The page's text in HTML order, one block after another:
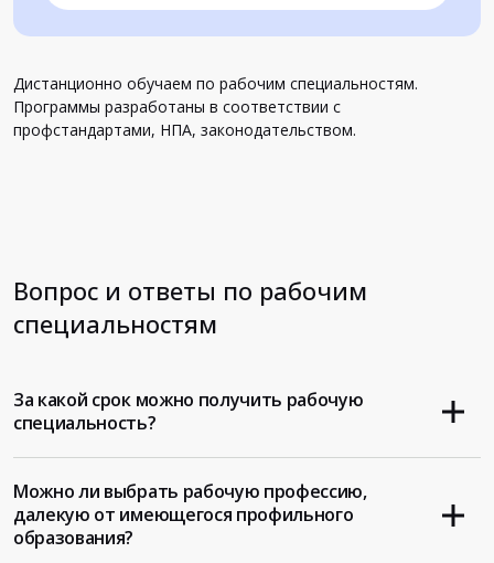
Дистанционно обучаем по рабочим специальностям.
Программы разработаны в соответствии с
профстандартами, НПА, законодательством.
Вопрос и ответы по рабочим
специальностям
За какой срок можно получить рабочую
специальность?
Можно ли выбрать рабочую профессию,
далекую от имеющегося профильного
образования?